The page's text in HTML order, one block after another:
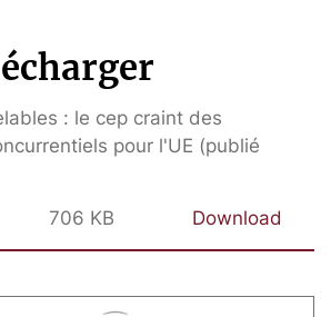
: le cep craint des
pour l'UE (publié
706 KB Download